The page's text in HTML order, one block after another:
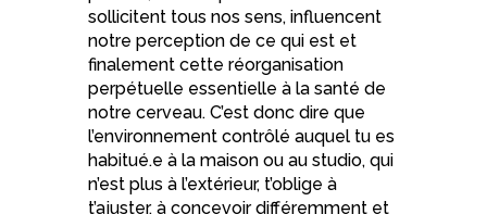
sollicitent tous nos sens, influencent
notre perception de ce qui est et
finalement cette réorganisation
perpétuelle essentielle à la santé de
notre cerveau. C’est donc dire que
l’environnement contrôlé auquel tu es
habitué.e à la maison ou au studio, qui
n’est plus à l’extérieur, t’oblige à
t’ajuster, à concevoir différemment et